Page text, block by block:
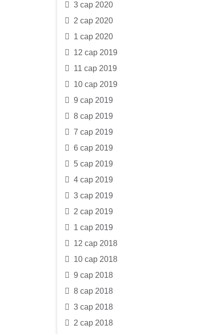
3 сар 2020
2 сар 2020
1 сар 2020
12 сар 2019
11 сар 2019
10 сар 2019
9 сар 2019
8 сар 2019
7 сар 2019
6 сар 2019
5 сар 2019
4 сар 2019
3 сар 2019
2 сар 2019
1 сар 2019
12 сар 2018
10 сар 2018
9 сар 2018
8 сар 2018
3 сар 2018
2 сар 2018